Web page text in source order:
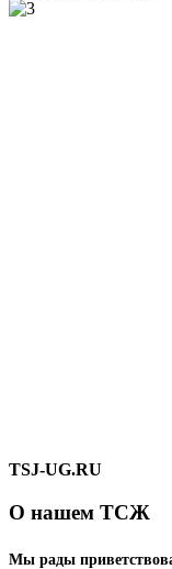
TSJ-UG.RU
О нашем ТСЖ
Мы рады